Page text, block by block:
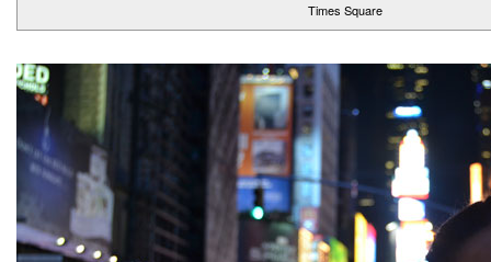
Times Square